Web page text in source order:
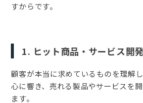
すからです。
1. ヒット商品・サービス開
顧客が本当に求めているものを理解
心に響き、売れる製品やサービスを
ます。